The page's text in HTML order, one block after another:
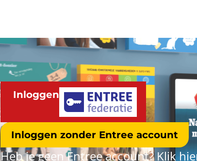
Inloggen
Inloggen zonder Entree account
Heb je geen Entree account? Klik